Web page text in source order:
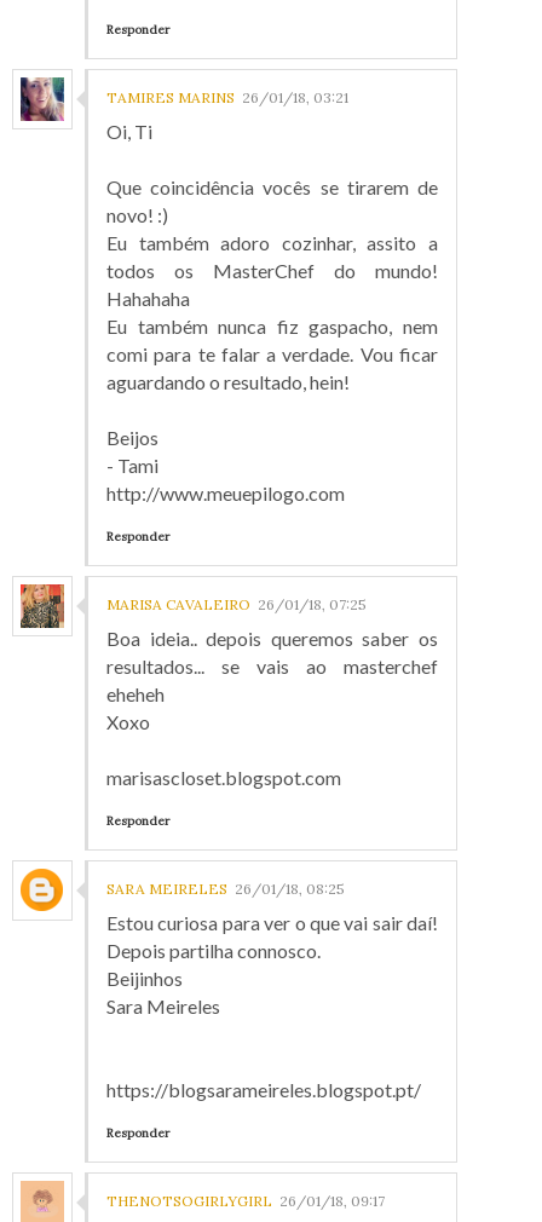
Responder
TAMIRES MARINS 26/01/18, 03:21
Oi, Ti
Que coincidência vocês se tirarem de
novo! :)
Eu também adoro cozinhar, assito a
todos os MasterChef do mundo!
Hahahaha
Eu também nunca fiz gaspacho, nem
comi para te falar a verdade. Vou ficar
aguardando o resultado, hein!
Beijos
- Tami
http://www.meuepilogo.com
Responder
MARISA CAVALEIRO 26/01/18, 07:25
Boa ideia.. depois queremos saber os
resultados... se vais ao masterchef
eheheh
Xoxo
marisascloset.blogspot.com
Responder
SARA MEIRELES 26/01/18, 08:25
Estou curiosa para ver o que vai sair daí!
Depois partilha connosco.
Beijinhos
Sara Meireles
https://blogsarameireles.blogspot.pt/
Responder
THENOTSOGIRLYGIRL 26/01/18, 09:17